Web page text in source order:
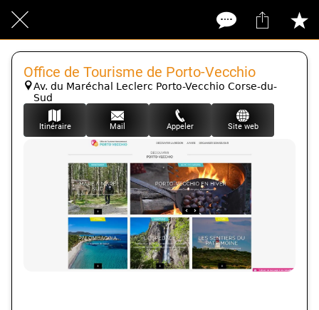
Office de Tourisme de Porto-Vecchio
Av. du Maréchal Leclerc Porto-Vecchio Corse-du-
Sud
Itinéraire Mail Appeler Site web